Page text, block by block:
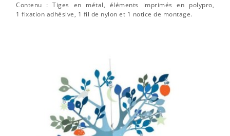
Contenu : Tiges en métal, éléments imprimés en polypro,
1 fixation adhésive, 1 fil de nylon et 1 notice de montage.